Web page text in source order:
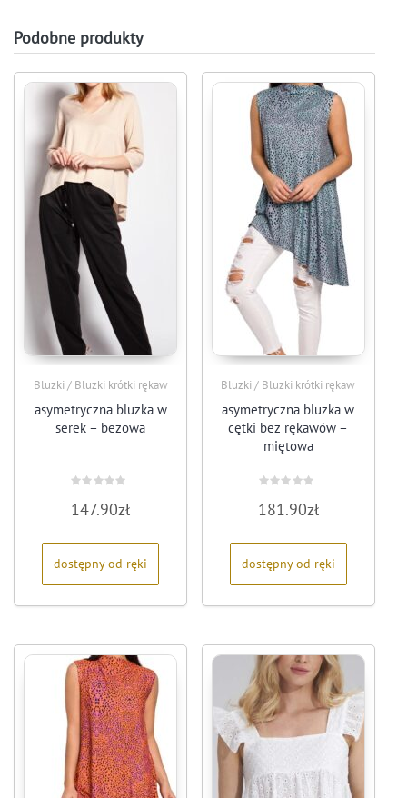
Podobne produkty
Bluzki / Bluzki krótki rękaw
asymetryczna bluzka w
serek – beżowa
0
na
147.90zł
dostępny od ręki
Bluzki / Bluzki krótki rękaw
asymetryczna bluzka w
cętki bez rękawów –
miętowa
0
na
181.90zł
dostępny od ręki